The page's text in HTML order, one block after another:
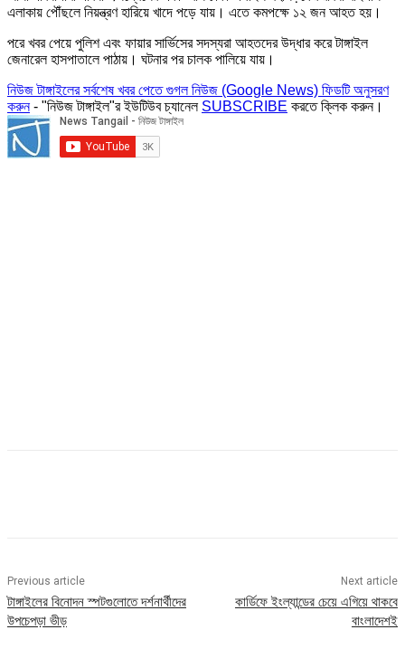
এলাকায় পৌঁছলে নিয়ন্ত্রণ হারিয়ে খাদে পড়ে যায়। এতে কমপক্ষে ১২ জন আহত হয়।
পরে খবর পেয়ে পুলিশ এবং ফায়ার সার্ভিসের সদস্যরা আহতদের উদ্ধার করে টাঙ্গাইল
জেনারেল হাসপাতালে পাঠায়। ঘটনার পর চালক পালিয়ে যায়।
নিউজ টাঙ্গাইলের সর্বশেষ খবর পেতে গুগল নিউজ (Google News) ফিডটি অনুসরণ
করুন- "নিউজ টাঙ্গাইল"র ইউটিউব চ্যানেল SUBSCRIBE করতে ক্লিক করুন।
Previous article
টাঙ্গাইলের বিনোদন স্পটগুলোতে দর্শনার্থীদের
উপচেপড়া ভীড়
Next article
কার্ডিফে ইংল্যান্ডের চেয়ে এগিয়ে থাকবে
বাংলাদেশই